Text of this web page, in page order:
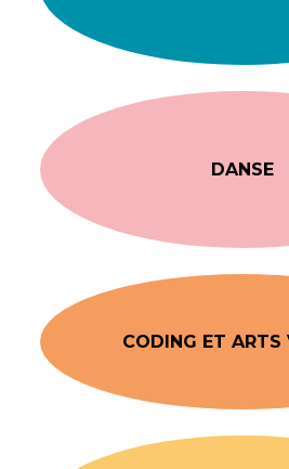
DANSE
CODING ET ARTS